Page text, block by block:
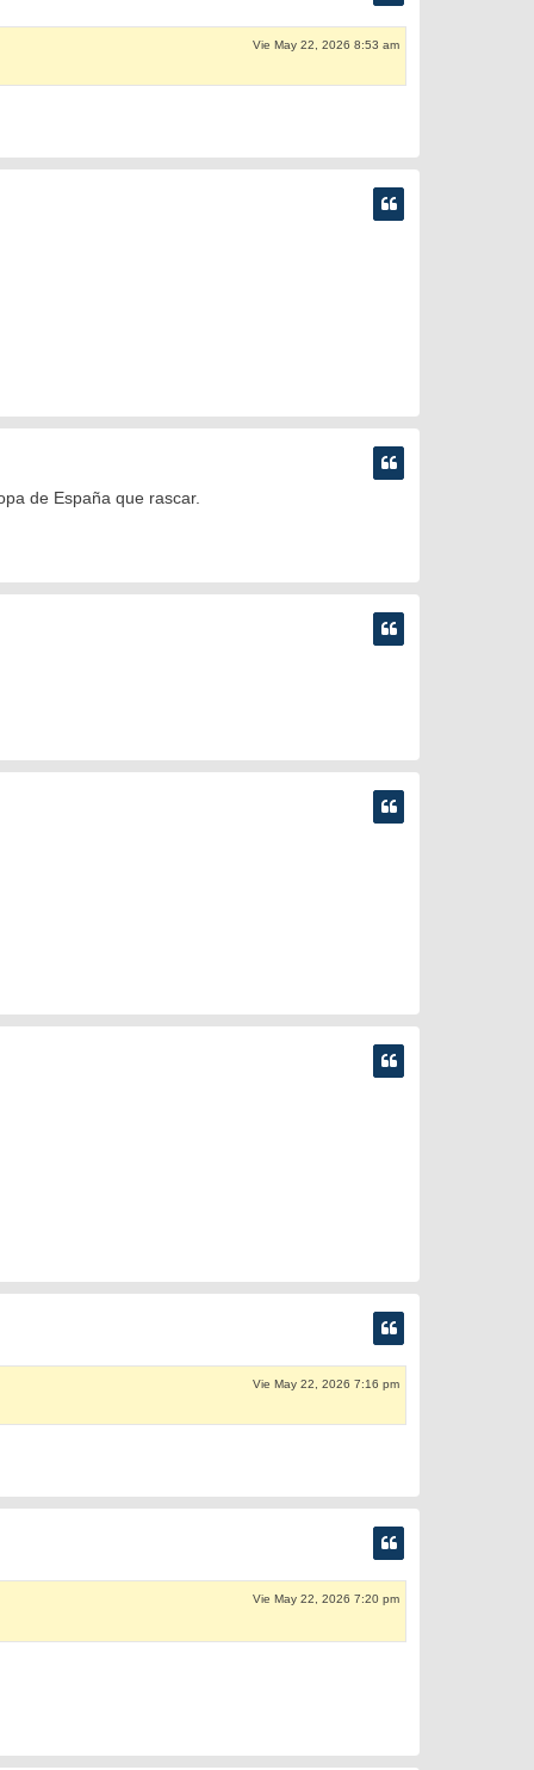
Vie May 22, 2026 8:53 am
de España que rascar.
Vie May 22, 2026 7:16 pm
Vie May 22, 2026 7:20 pm